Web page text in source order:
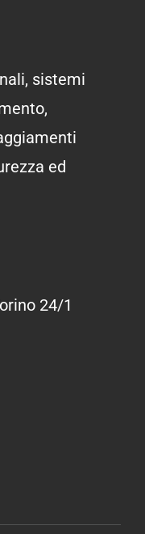
sistemi
ed
24/1